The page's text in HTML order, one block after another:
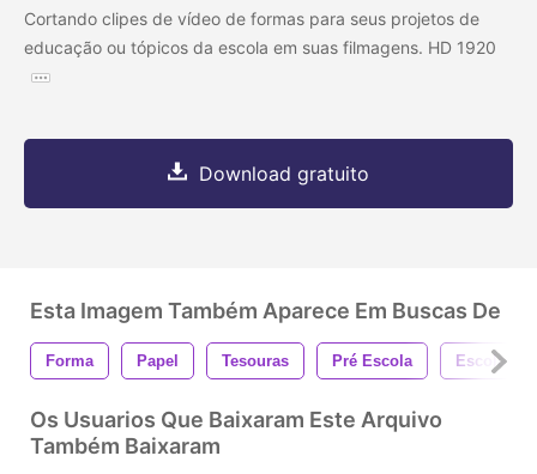
Cortando clipes de vídeo de formas para seus projetos de
educação ou tópicos da escola em suas filmagens. HD 1920
Download gratuito
Esta Imagem Também Aparece Em Buscas De
Forma Papel Tesouras Pré Escola Escola
Os Usuarios Que Baixaram Este Arquivo
Também Baixaram